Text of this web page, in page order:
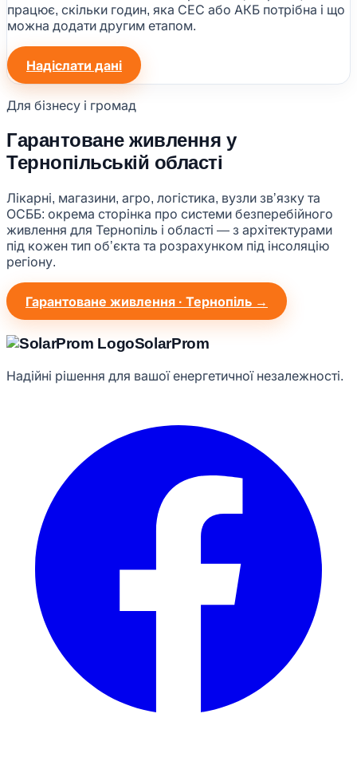
працює, скільки годин, яка СЕС або АКБ потрібна і що
можна додати другим етапом.
Надіслати дані
Для бізнесу і громад
Гарантоване живлення у
Тернопільській області
Лікарні, магазини, агро, логістика, вузли звʼязку та
ОСББ: окрема сторінка про системи безперебійного
живлення для Тернопіль і області — з архітектурами
під кожен тип обʼєкта та розрахунком під інсоляцію
регіону.
Гарантоване живлення · Тернопіль →
SolarProm
Надійні рішення для вашої енергетичної незалежності.